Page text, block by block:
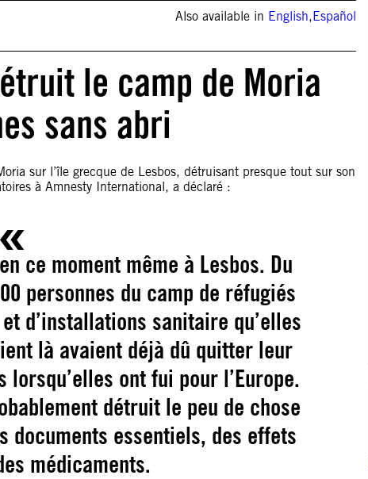
Also available in English,Español
le camp de Moria
sans abri
sur l’île grecque de Lesbos, détruisant presque tout sur son
à Amnesty International, a déclaré :
ce moment même à Lesbos. Du
personnes du camp de réfugiés
d’installations sanitaire qu’elles
là avaient déjà dû quitter leur
ont fui pour l’Europe.
détruit le peu de chose
documents essentiels, des effets
médicaments.